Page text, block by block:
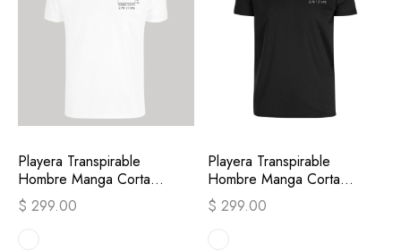
Playera Transpirable
Hombre Manga Corta
Blanca Escudo
$ 299.00
Playera Transpirable
Hombre Manga Corta
Negra Escudo
$ 299.00